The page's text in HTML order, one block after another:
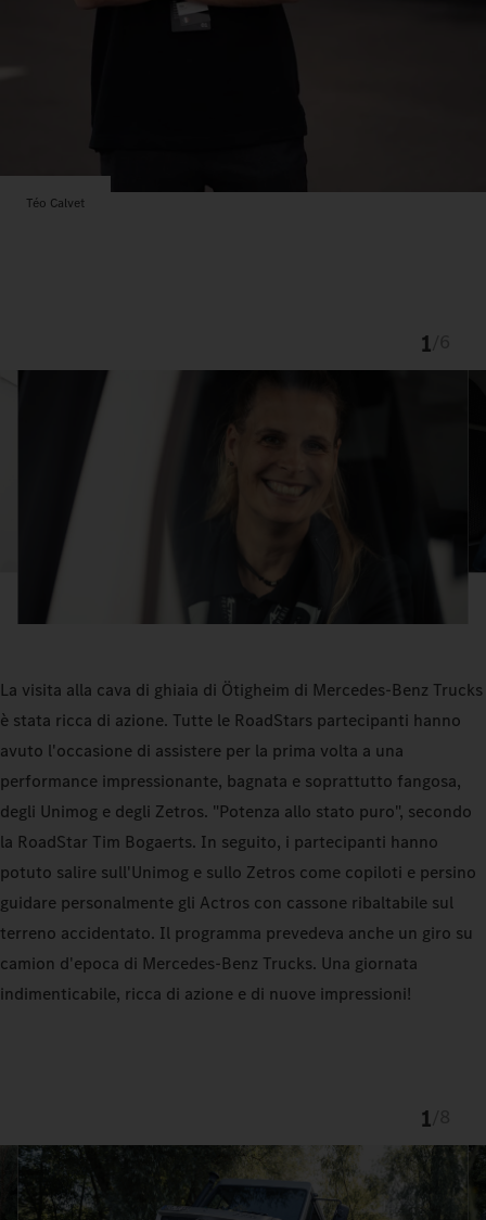
Téo Calvet
1
La visita alla cava di ghiaia di Ötigheim di Mercedes-Benz Trucks
è stata ricca di azione. Tutte le RoadStars partecipanti hanno
avuto l'occasione di assistere per la prima volta a una
performance impressionante, bagnata e soprattutto fangosa,
degli Unimog e degli Zetros. "Potenza allo stato puro", secondo
la RoadStar Tim Bogaerts. In seguito, i partecipanti hanno
potuto salire sull'Unimog e sullo Zetros come copiloti e persino
guidare personalmente gli Actros con cassone ribaltabile sul
terreno accidentato. Il programma prevedeva anche un giro su
camion d'epoca di Mercedes-Benz Trucks. Una giornata
indimenticabile, ricca di azione e di nuove impressioni!
1